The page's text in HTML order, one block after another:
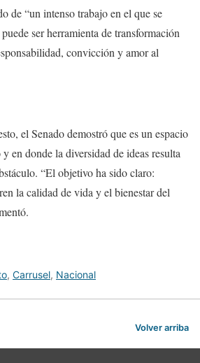
de “un intenso trabajo en el que se
ser herramienta de transformación
convicción y amor al
el Senado demostró que es un espacio
en donde la diversidad de ideas resulta
“El objetivo ha sido claro:
la calidad de vida y el bienestar del
, Carrusel, Nacional
Volver arriba